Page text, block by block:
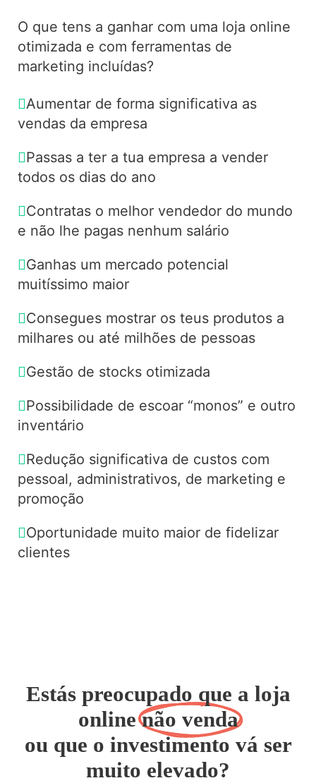
O que tens a ganhar com uma loja online
otimizada e com ferramentas de
marketing incluídas?
Aumentar de forma significativa as
vendas da empresa
Passas a ter a tua empresa a vender
todos os dias do ano
Contratas o melhor vendedor do mundo
e não lhe pagas nenhum salário
Ganhas um mercado potencial
muitíssimo maior
Consegues mostrar os teus produtos a
milhares ou até milhões de pessoas
Gestão de stocks otimizada
Possibilidade de escoar “monos” e outro
inventário
Redução significativa de custos com
pessoal, administrativos, de marketing e
promoção
Oportunidade muito maior de fidelizar
clientes
Estás preocupado que a loja
onlinenão venda
ou que o investimento vá ser
muito elevado?